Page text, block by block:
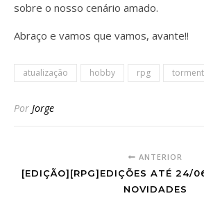
sobre o nosso cenário amado.
Abraço e vamos que vamos, avante!!
atualização hobby rpg
Por Jorge
ANTERIOR
[EDIÇÃO][RPG]EDIÇÕES ATÉ 24/
NOVIDADES